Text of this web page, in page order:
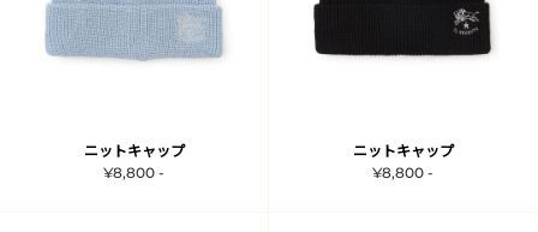
ニットキャップ
¥8,800 -
ニットキャップ
¥8,800 -